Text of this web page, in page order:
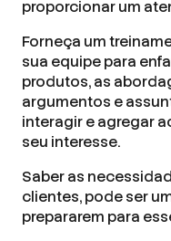
proporcionar um
Forneça um
sua equipe para
produtos, as
argumentos e
interagir e agregar
seu interesse.
Saber as
clientes, pode ser
prepararem para